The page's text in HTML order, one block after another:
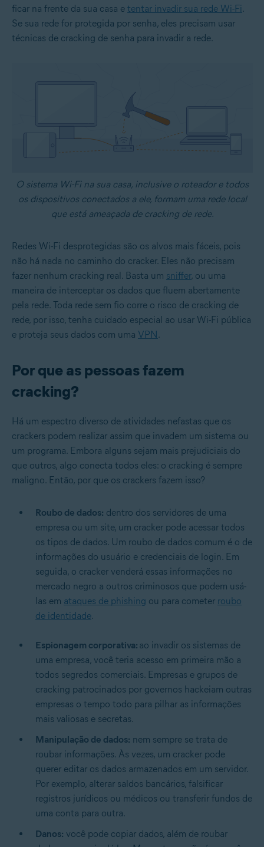
ficar na frente da sua casa e tentar invadir sua rede Wi-Fi .
Se sua rede for protegida por senha, eles precisam usar
técnicas de cracking de senha para invadir a rede.
O sistema Wi-Fi na sua casa, inclusive o roteador e todos
os dispositivos conectados a ele, formam uma rede local
que está ameaçada de cracking de rede.
Redes Wi-Fi desprotegidas são os alvos mais fáceis, pois
não há nada no caminho do cracker. Eles não precisam
fazer nenhum cracking real. Basta um sniffer, ou uma
maneira de interceptar os dados que fluem abertamente
pela rede. Toda rede sem fio corre o risco de cracking de
rede, por isso, tenha cuidado especial ao usar Wi-Fi pública
e proteja seus dados com uma VPN .
Por que as pessoas fazem
cracking?
Há um espectro diverso de atividades nefastas que os
crackers podem realizar assim que invadem um sistema ou
um programa. Embora alguns sejam mais prejudiciais do
que outros, algo conecta todos eles: o cracking é sempre
maligno. Então, por que os crackers fazem isso?
Roubo de dados: dentro dos servidores de uma
empresa ou um site, um cracker pode acessar todos
os tipos de dados. Um roubo de dados comum é o de
informações do usuário e credenciais de login. Em
seguida, o cracker venderá essas informações no
mercado negro a outros criminosos que podem usá-
las em ataques de phishing ou para cometer roubo
de identidade.
Espionagem corporativa: ao invadir os sistemas de
uma empresa, você teria acesso em primeira mão a
todos segredos comerciais. Empresas e grupos de
cracking patrocinados por governos hackeiam outras
empresas o tempo todo para pilhar as informações
mais valiosas e secretas.
Manipulação de dados: nem sempre se trata de
roubar informações. Às vezes, um cracker pode
querer editar os dados armazenados em um servidor.
Por exemplo, alterar saldos bancários, falsificar
registros jurídicos ou médicos ou transferir fundos de
uma conta para outra.
Danos: você pode copiar dados, além de roubar